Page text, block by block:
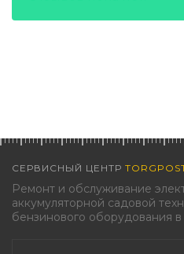
СЕРВИСНЫЙ ЦЕНТР
Ремонт и обслуживание
аккумуляторной садовой
бензинового оборудования